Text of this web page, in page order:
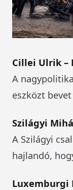
Cillei Ulrik –
A
eszközt
Szilágyi
A Szilágyi
hajlandó,
Luxemburgi